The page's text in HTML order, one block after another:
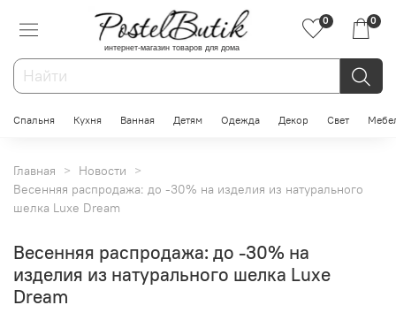
интернет-магазин товаров для дома
0 0
Спальня Кухня Ванная Детям Одежда Декор Свет
Главная
Новости
Весенняя распродажа: до -30% на изделия из натурального
шелка Luxe Dream
Весенняя распродажа: до -30% на
изделия из натурального шелка Luxe
Dream